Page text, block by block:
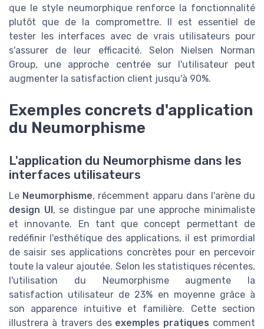
que le style neumorphique renforce la fonctionnalité
plutôt que de la compromettre. Il est essentiel de
tester les interfaces avec de vrais utilisateurs pour
s'assurer de leur efficacité. Selon Nielsen Norman
Group, une approche centrée sur l'utilisateur peut
augmenter la satisfaction client jusqu'à 90%.
Exemples concrets d'application
du Neumorphisme
L'application du Neumorphisme dans les
interfaces utilisateurs
Le Neumorphisme, récemment apparu dans l'arène du
design UI, se distingue par une approche minimaliste
et innovante. En tant que concept permettant de
redéfinir l'esthétique des applications, il est primordial
de saisir ses applications concrètes pour en percevoir
toute la valeur ajoutée. Selon les statistiques récentes,
l'utilisation du Neumorphisme augmente la
satisfaction utilisateur de 23% en moyenne grâce à
son apparence intuitive et familière. Cette section
illustrera à travers des exemples pratiques comment